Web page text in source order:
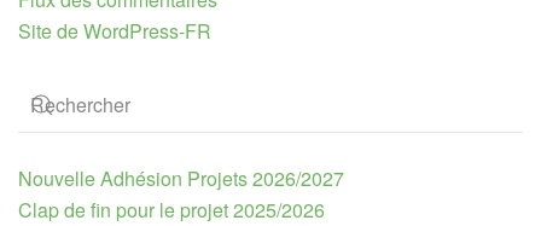
Site de WordPress-FR
Nouvelle Adhésion Projets 2026/2027
Clap de fin pour le projet 2025/2026